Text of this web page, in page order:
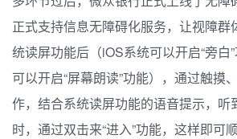
正式支持信息无障碍化服务，让视障群
统读屏功能后（iOS系统可以开启“旁白
可以开启“屏幕朗读”功能），通过触摸
作，结合系统读屏功能的语音提示，听
时，通过双击来“进入”功能，这样即可